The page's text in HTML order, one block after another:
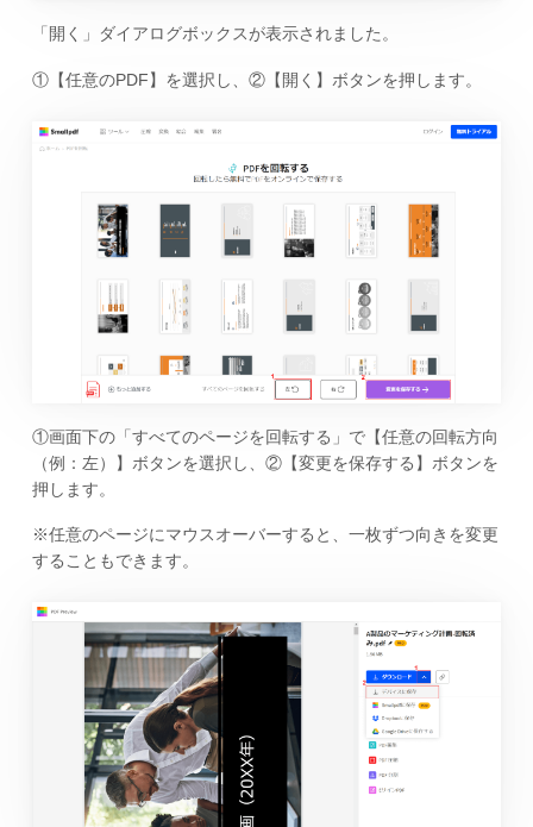
「開く」ダイアログボックスが表示されました。
①【任意のPDF】を選択し、②【開く】ボタンを押します。
①画面下の「すべてのページを回転する」で【任意の回転方向
（例：左）】ボタンを選択し、②【変更を保存する】ボタンを
押します。
※任意のページにマウスオーバーすると、一枚ずつ向きを変更
することもできます。